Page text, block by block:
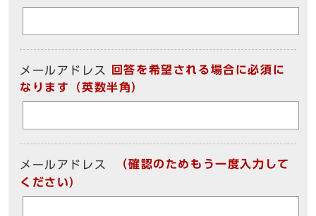
メールアドレス
回答を希望される場合に必須に
なります（英数半角）
メールアドレス
（確認のためもう一度入力して
ください）